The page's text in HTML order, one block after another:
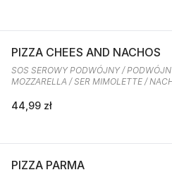
PIZZA CHEES AND NACHOS
SOS SEROWY PODWÓJNY /
MOZZARELLA / SER MIMOLETTE /
44,99 zł
PIZZA PARMA